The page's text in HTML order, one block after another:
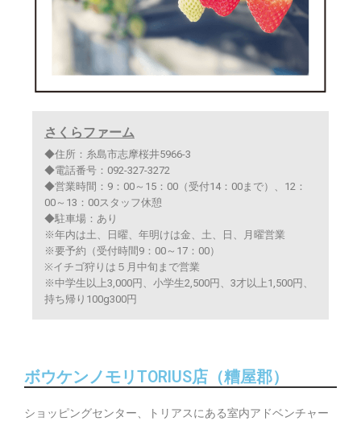
さくらファーム
◆住所：糸島市志摩桜井5966-3
◆電話番号：092-327-3272
◆営業時間：9：00～15：00（受付14：00まで）、12：
00～13：00スタッフ休憩
◆駐車場：あり
※年内は土、日曜、年明けは金、土、日、月曜営業
※要予約（受付時間9：00～17：00）
※イチゴ狩りは５月中旬まで営業
※中学生以上3,000円、小学生2,500円、3才以上1,500円、
持ち帰り100g300円
ボウケンノモリTORIUS店（糟屋郡）
ショッピングセンター、トリアスにある室内アドベンチャー